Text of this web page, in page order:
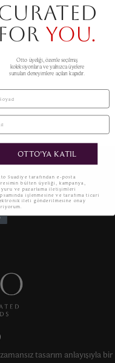
tasarım anlayışıyla bir
FOR YOU.
Otto üyeliği, özenle seçilmiş
koleksiyonlara ve yalnızca üyelere
sunulan deneyimlere açılan kapıdır.
OTTO'YA KATIL
Suadiye tarafından e-posta
bülten üyeliği, kampanya,
ve pazarlama iletişimleri
işlenmesine ve tarafıma ticari
ileti gönderilmesine onay